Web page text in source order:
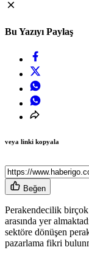
Bu Yazıyı Paylaş
veya linki kopyala
Beğen
Perakendecilik
arasında yer
sektöre dönüşen
pazarlama fikri